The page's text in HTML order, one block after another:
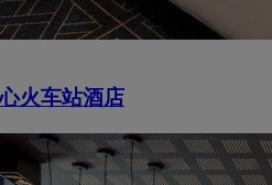
火车站酒店